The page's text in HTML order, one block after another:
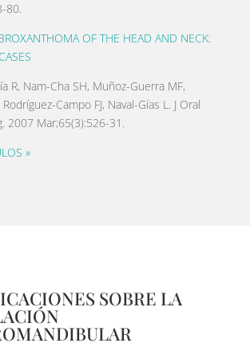
80.
OF THE HEAD AND NECK:
R, Nam-Cha SH, Muñoz-Guerra MF,
Campo FJ, Naval-Gías L. J Oral
2007 Mar;65(3):526-31.
»
SOBRE LA